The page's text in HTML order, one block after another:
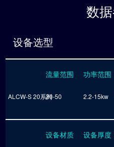
数
设备选型
流量范围 功率范围
ALCW-S 20系列20-50 2.2-15kw
设备材质 设备厚度